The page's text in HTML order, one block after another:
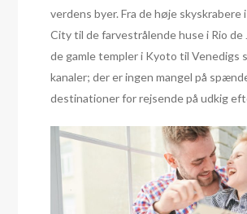
verdens byer. Fra de høje skyskrabere
City til de farvestrålende huse i Rio de
de gamle templer i Kyoto til Venedigs
kanaler; der er ingen mangel på
destinationer for rejsende på udkig